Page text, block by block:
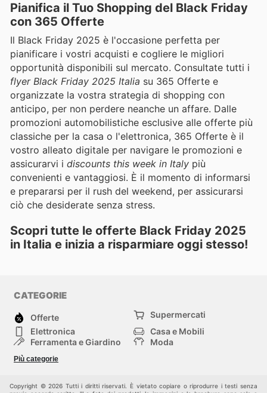
Pianifica il Tuo Shopping del Black Friday
con 365 Offerte
Il Black Friday 2025 è l'occasione perfetta per
pianificare i vostri acquisti e cogliere le migliori
opportunità disponibili sul mercato. Consultate tutti i
flyer Black Friday 2025 Italia su 365 Offerte e
organizzate la vostra strategia di shopping con
anticipo, per non perdere neanche un affare. Dalle
promozioni automobilistiche esclusive alle offerte più
classiche per la casa o l'elettronica, 365 Offerte è il
vostro alleato digitale per navigare le promozioni e
assicurarvi i discounts this week in Italy più
convenienti e vantaggiosi. È il momento di informarsi
e prepararsi per il rush del weekend, per assicurarsi
ciò che desiderate senza stress.
Scopri tutte le offerte Black Friday 2025
in Italia e inizia a risparmiare oggi stesso!
CATEGORIE
Offerte
Supermercati
Elettronica
Casa e Mobili
Ferramenta e Giardino
Moda
Bambini e Neonati
Più categorie
Copyright © 2026 Tutti i diritti riservati. È vietato copiare o riprodurre i testi senza